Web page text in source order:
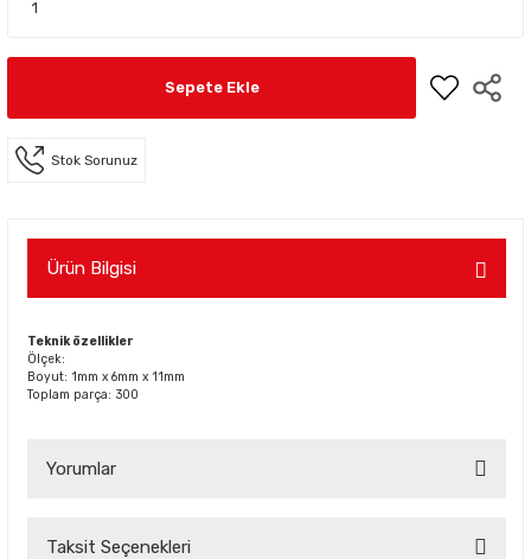
Sepete Ekle
Stok Sorunuz
Ürün Bilgisi
Teknik özellikler
Ölçek:
Boyut: 1mm x 6mm x 11mm
Toplam parça: 300
Yorumlar
Taksit Seçenekleri